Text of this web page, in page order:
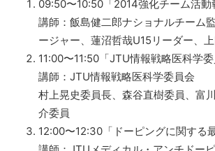
09:50〜10:50「2014強化チーム活動
講師：飯島健二郎ナショナルチーム
ージャー、蓮沼哲哉U15リーダー、
11:00〜11:50「JTU情報戦略医科学委
講師：JTU情報戦略医科学委員会
村上晃史委員長、森谷直樹委員、富
介委員
12:00〜12:30「ドーピングに関する